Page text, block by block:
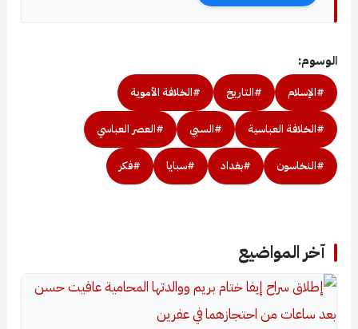
الوسوم:
#الإسلام #التاريخ #الخلافة الأموية
#الخلافة العباسية #السبي #العصر العباسي
#النخاسون #بغداد #سبايا #فكر
آخر المواضيع